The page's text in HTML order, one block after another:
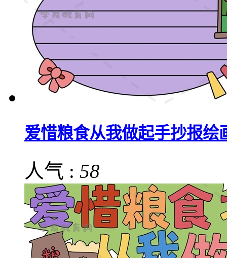
爱惜粮食从我做起手抄报绘
人气 : 58